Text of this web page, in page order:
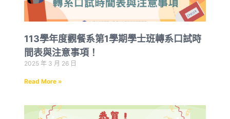
113學年度觀餐系第1學期學士班轉系口試時
間表與注意事項！
2025 年 3 月 26 日
Read More »